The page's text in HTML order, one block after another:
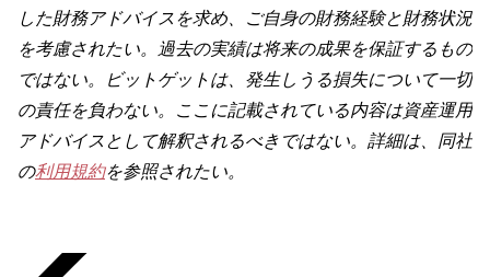
した財務アドバイスを求め、ご自身の財務経験と財務状況
を考慮されたい。過去の実績は将来の成果を保証するもの
ではない。ビットゲットは、発生しうる損失について一切
の責任を負わない。ここに記載されている内容は資産運用
アドバイスとして解釈されるべきではない。詳細は、同社
の利用規約を参照されたい。